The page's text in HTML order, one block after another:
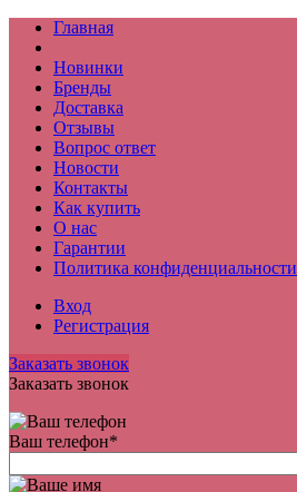
Главная
Новинки
Бренды
Доставка
Отзывы
Вопрос ответ
Новости
Контакты
Как купить
О нас
Гарантии
Политика конфиденциальности
Вход
Регистрация
Заказать звонок
Заказать звонок
Ваш телефон*